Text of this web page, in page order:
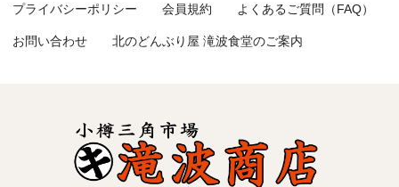
プライバシーポリシー 会員規約 よくあるご質問（FAQ）
お問い合わせ 北のどんぶり屋 滝波食堂のご案内